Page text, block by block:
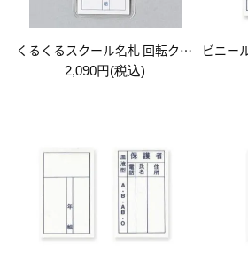
くるくるスクール名札 回転クリッピン付 小 10枚入
2,090円(税込)